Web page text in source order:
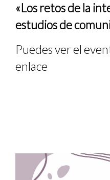
«Los retos de la
estudios de
Puedes ver el
enlace